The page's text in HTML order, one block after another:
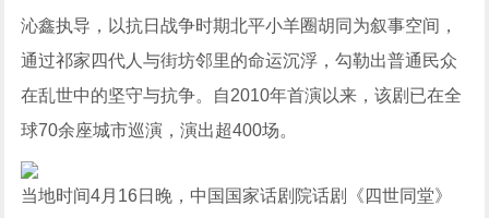
沁鑫执导，以抗日战争时期北平小羊圈胡同为叙事空间，
通过祁家四代人与街坊邻里的命运沉浮，勾勒出普通民众
在乱世中的坚守与抗争。自2010年首演以来，该剧已在全
球70余座城市巡演，演出超400场。
当地时间4月16日晚，中国国家话剧院话剧《四世同堂》